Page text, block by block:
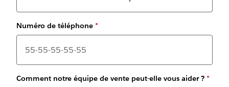
Numéro de téléphone *
Comment notre équipe de vente peut-elle vous aider ? *